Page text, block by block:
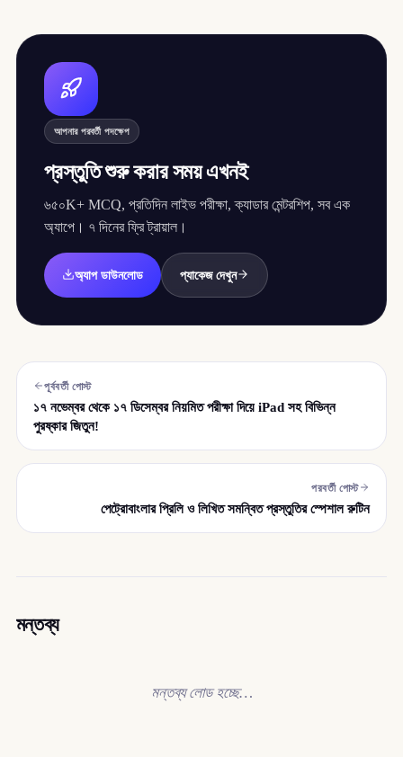
আপনার পরবর্তী পদক্ষেপ
প্রস্তুতি শুরু করার সময় এখনই
৬৫০K+ MCQ, প্রতিদিন লাইভ পরীক্ষা, ক্যাডার মেন্টরশিপ, সব এক
অ্যাপে। ৭ দিনের ফ্রি ট্রায়াল।
অ্যাপ ডাউনলোড প্যাকেজ দেখুন
পূর্ববর্তী পোস্ট
১৭ নভেম্বর থেকে ১৭ ডিসেম্বর নিয়মিত পরীক্ষা দিয়ে iPad সহ বিভিন্ন
পুরষ্কার জিতুন!
পরবর্তী পোস্ট
পেট্রোবাংলার প্রিলি ও লিখিত সমন্বিত প্রস্তুতির স্পেশাল রুটিন
মন্তব্য
মন্তব্য লোড হচ্ছে…